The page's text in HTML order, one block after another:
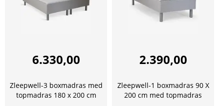
6.330,00
Zleepwell-3 boxmadras med
topmadras 180 x 200 cm
2.390,00
Zleepwell-1 boxmadras 90 X
200 cm med topmadras